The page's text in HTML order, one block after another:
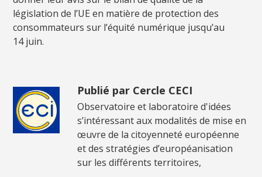
législation de l’UE en matière de protection des
consommateurs sur l’équité numérique jusqu’au
14 juin.
Publié par Cercle CECI
Observatoire et laboratoire d'idées
s’intéressant aux modalités de mise en
œuvre de la citoyenneté européenne
et des stratégies d’européanisation
sur les différents territoires,